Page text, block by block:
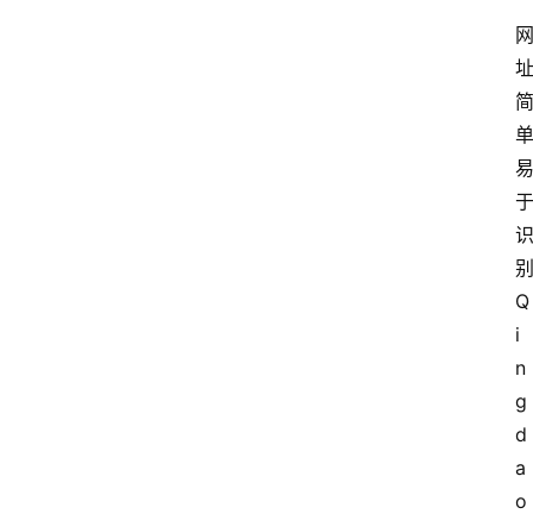
网
址
简
单
易
于
识
别
Q
i
n
g
d
a
o